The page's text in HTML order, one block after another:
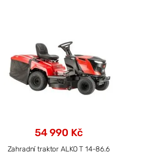
54 990 Kč
Zahradní traktor ALKO T 14-86.6